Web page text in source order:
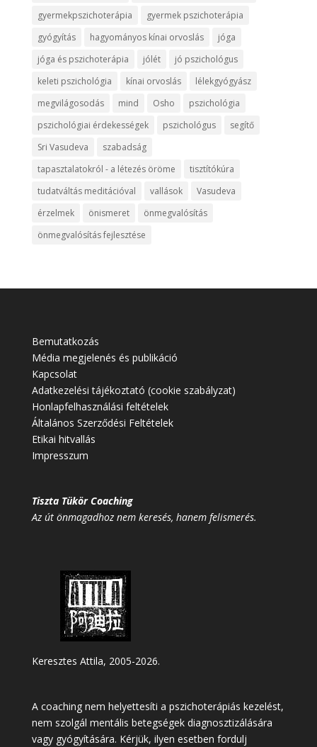
gyermekpszichoterápia
gyermek pszichoterápia
gyógyítás
hagyományos kínai orvoslás
jóga
jóga és pszichoterápia
jólét
jó pszichológus
keleti pszichológia
kínai orvoslás
lélekgyógyász
megvilágosodás
mind Osho
pszichológia
pszichológiai érdekességek
pszichológus
segítő
Sri Vasudeva
szabadság
tapasztalatokról - a létezés öröme
tisztítókúra
tudatváltás meditációval
vallások
Vasudeva
érzelmek
önismeret
önmegvalósítás
önmegvalósítás fejlesztése
Bemutatkozás
Média megjelenés és publikáció
Kapcsolat
Adatkezelési tájékoztató (cookie szabályzat)
Honlapfelhasználási feltételek
Általános Szerződési Feltételek
Etikai hitvallás
Impresszum
Tiszta Tükör Coaching
Az út önmagadhoz nem keresés, hanem felismerés.
Keresztes Attila, 2005-2026.
A coaching nem helyettesíti a pszichoterápiás kezelést,
nem szolgál mentális betegségek diagnosztizálására
vagy gyógyítására. Kérjük, ilyen esetben fordulj